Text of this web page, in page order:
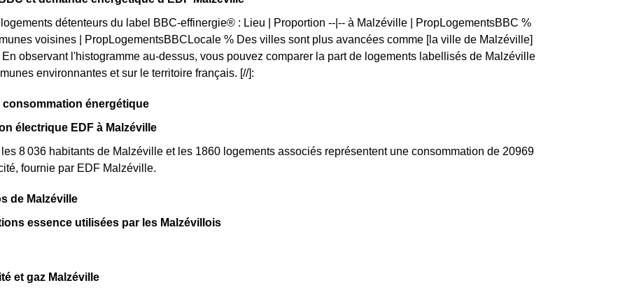
détenteurs du label BBC-effinergie® : Lieu | Proportion --|-- à Malzéville | PropLogementsBBC %
voisines | PropLogementsBBCLocale % Des villes sont plus avancées comme [la ville de Malzéville]
observant l'histogramme au-dessus, vous pouvez comparer la part de logements labellisés de Malzéville
environnantes et sur le territoire français. [//]:
consommation énergétique
électrique EDF à Malzéville
8 036 habitants de Malzéville et les 1860 logements associés représentent une consommation de 20969
fournie par EDF Malzéville.
de Malzéville
essence utilisées par les Malzévillois
et gaz Malzéville